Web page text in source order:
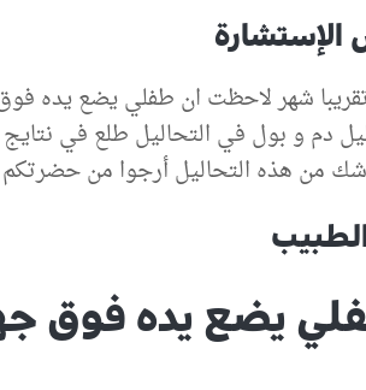
شهر لاحظت ان طفلي يضع يده
دم و بول في التحاليل طلع في نتايج
من هذه التحاليل أرجوا من حضرتكم
يضع يده فوق